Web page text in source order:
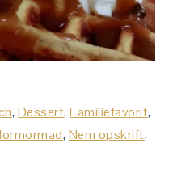
, Dessert,Familiefavorit,
, Nem opskrift,